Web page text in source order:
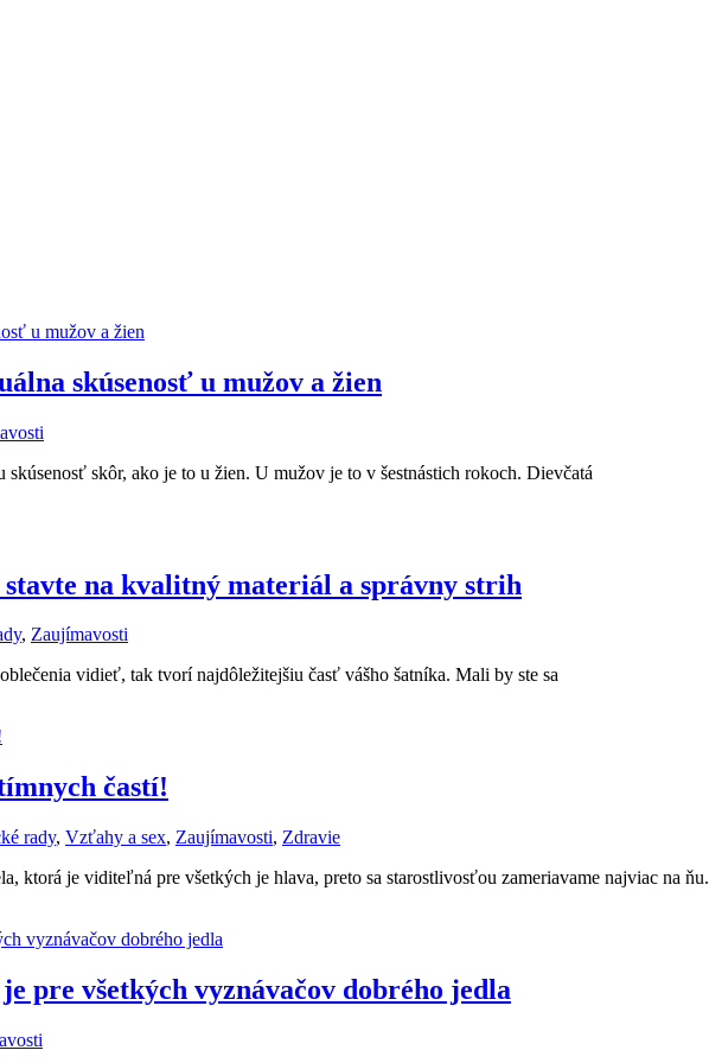
skúsenosť u mužov a žien
skôr, ako je to u žien. U mužov je to v šestnástich rokoch. Dievčatá
na kvalitný materiál a správny strih
, Zaujímavosti
vidieť, tak tvorí najdôležitejšiu časť vášho šatníka. Mali by ste sa
častí!
rady, Vzťahy a sex, Zaujímavosti, Zdravie
ktorá je viditeľná pre všetkých je hlava, preto sa starostlivosťou zameriavame najviac na ňu.
pre všetkých vyznávačov dobrého jedla